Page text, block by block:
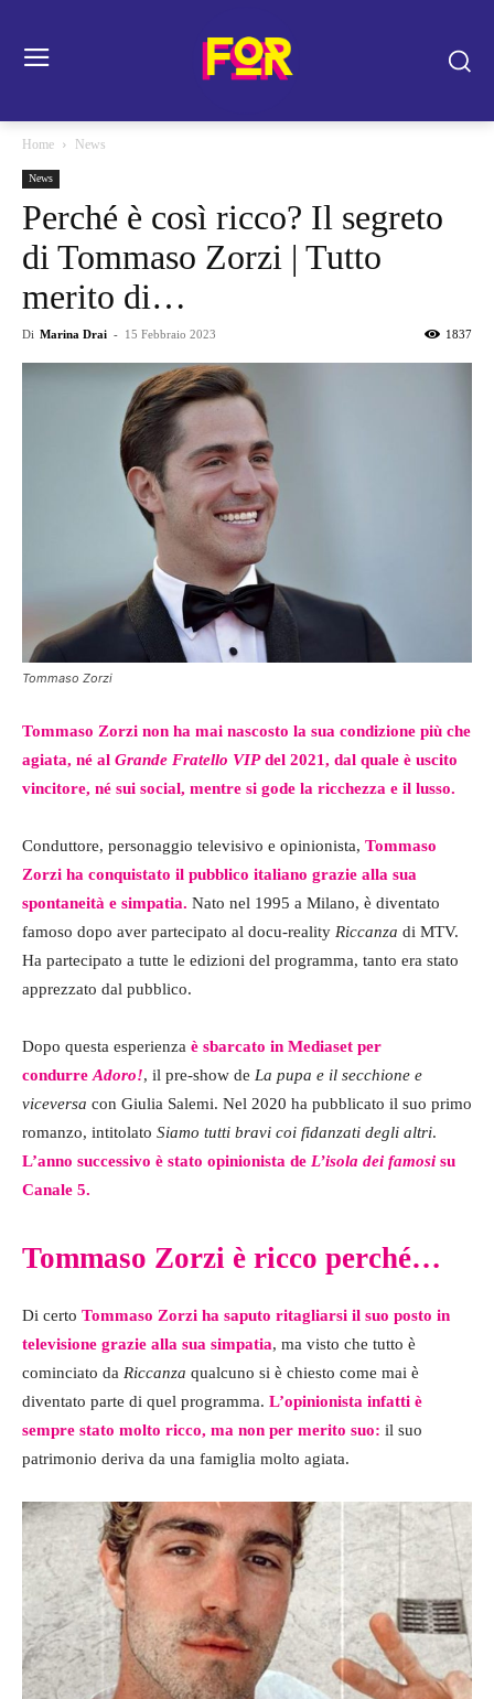
Home News
News
Perché è così ricco? Il segreto
di Tommaso Zorzi | Tutto
merito di…
Di Marina Drai - 15 Febbraio 2023 1837
Tommaso Zorzi
Tommaso Zorzi non ha mai nascosto la sua condizione più che
agiata, né al Grande Fratello VIPdel 2021, dal quale è uscito
vincitore, né sui social, mentre si gode la ricchezza e il lusso.
Conduttore, personaggio televisivo e opinionista, Tommaso
Zorzi ha conquistato il pubblico italiano grazie alla sua
spontaneità e simpatia. Nato nel 1995 a Milano, è diventato
famoso dopo aver partecipato al docu-reality Riccanza di MTV.
Ha partecipato a tutte le edizioni del programma, tanto era stato
apprezzato dal pubblico.
Dopo questa esperienza è sbarcato in Mediaset per
condurre Adoro!, il pre-show de La pupa e il secchione e
viceversa con Giulia Salemi. Nel 2020 ha pubblicato il suo primo
romanzo, intitolato Siamo tutti bravi coi fidanzati degli altri.
L’anno successivo è stato opinionista de L’isola dei famosi su
Canale 5.
Tommaso Zorzi è ricco perché…
Di certo Tommaso Zorzi ha saputo ritagliarsi il suo posto in
televisione grazie alla sua simpatia, ma visto che tutto è
cominciato da Riccanza qualcuno si è chiesto come mai è
diventato parte di quel programma. L’opinionista infatti è
sempre stato molto ricco, ma non per merito suo: il suo
patrimonio deriva da una famiglia molto agiata.